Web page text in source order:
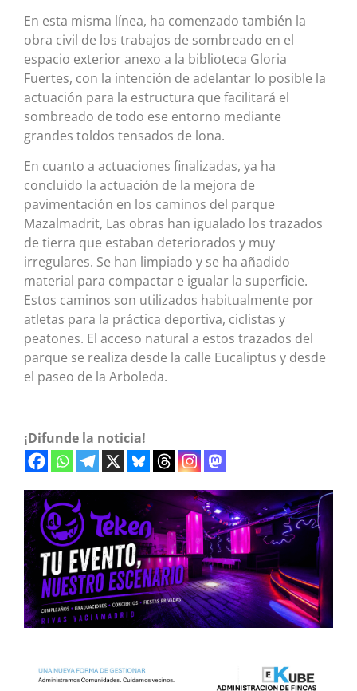
En esta misma línea, ha comenzado también la
obra civil de los trabajos de sombreado en el
espacio exterior anexo a la biblioteca Gloria
Fuertes, con la intención de adelantar lo posible la
actuación para la estructura que facilitará el
sombreado de todo ese entorno mediante
grandes toldos tensados de lona.
En cuanto a actuaciones finalizadas, ya ha
concluido la actuación de la mejora de
pavimentación en los caminos del parque
Mazalmadrit, Las obras han igualado los trazados
de tierra que estaban deteriorados y muy
irregulares. Se han limpiado y se ha añadido
material para compactar e igualar la superficie.
Estos caminos son utilizados habitualmente por
atletas para la práctica deportiva, ciclistas y
peatones. El acceso natural a estos trazados del
parque se realiza desde la calle Eucaliptus y desde
el paseo de la Arboleda.
¡Difunde la noticia!